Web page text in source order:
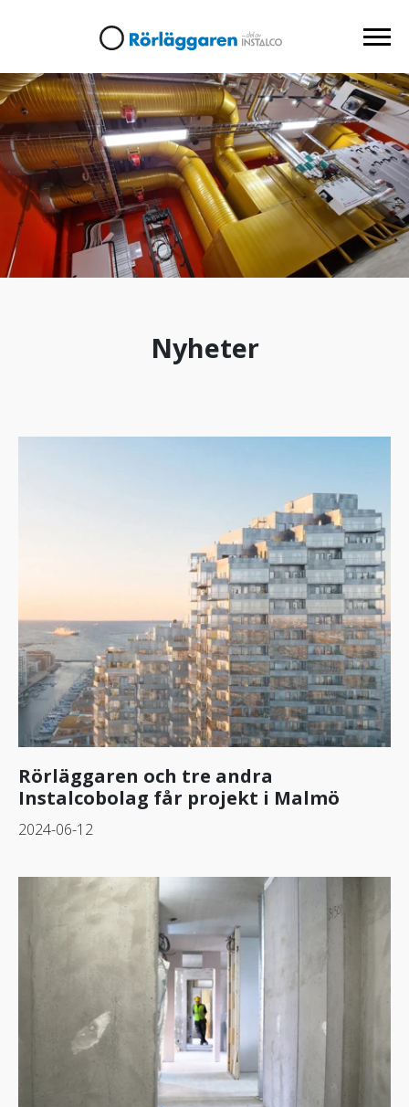
Nyheter
Rörläggaren och tre andra
Instalcobolag får projekt i Malmö
2024-06-12